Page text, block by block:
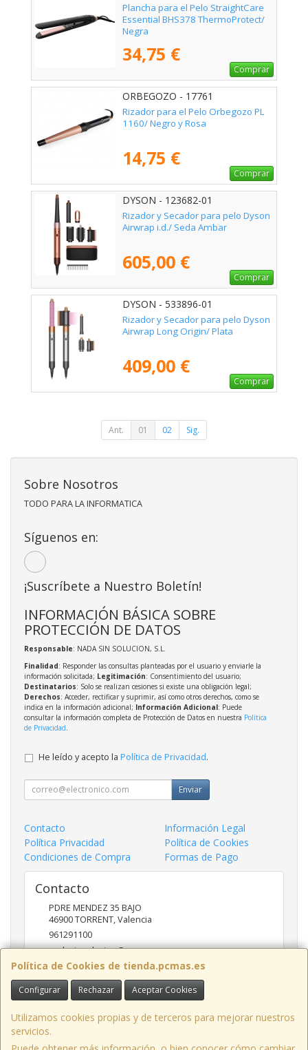
Plancha para el Pelo StraightCare
Essential BHS378 ThermoProtect/
Negra
34,75 €
Comprar
ORBEGOZO - 17761
Rizador para el Pelo Orbegozo PL
1160/ Negro y Rosa
14,75 €
Comprar
DYSON - 123682-01
Rizador y Secador para pelo Dyson
Airwrap i.d./ Seda Ambar
605,00 €
Comprar
DYSON - 533896-01
Rizador y Secador para pelo Dyson
Airwrap Long Origin/ Plata
409,00 €
Comprar
Ant. 01 02 Sig.
Política de Cookies de tienda.pcmas.es
Configurar Rechazar Aceptar Cookies
Utilizamos cookies propias y de terceros para mejorar nuestros
servicios.
Sobre Nosotros
TODO PARA LA INFORMATICA
Síguenos en:
¡Suscríbete a Nuestro Boletín!
INFORMACIÓN BÁSICA SOBRE
PROTECCIÓN DE DATOS
Responsable: NADA SIN SOLUCION, S.L.
Finalidad: Responder las consultas planteadas por el usuario y enviarle la
información solicitada; Legitimación: Consentimiento del usuario;
Destinatarios: Solo se realizan cesiones si existe una obligación legal;
Derechos: Acceder, rectificar y suprimir, así como otros derechos, como se
indica en la información adicional; Información Adicional: Puede
consultar la información completa de Protección de Datos en nuestra Política
de Privacidad.
He leído y acepto la Política de Privacidad.
Enviar
Contacto
Información Legal
Política Privacidad
Política de Cookies
Condiciones de Compra
Formas de Pago
Contacto
PDRE MENDEZ 35 BAJO
46900TORRENT,Valencia
961291100
nadasinsolucion@pcmas.es
Horario
10 -14 17 - 20